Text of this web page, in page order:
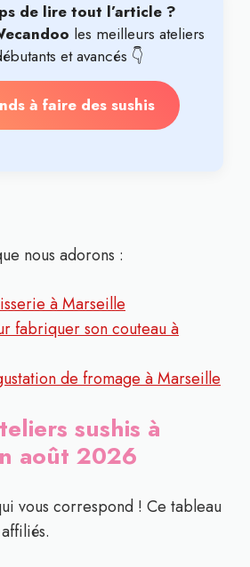
de lire tout l’article ?
les meilleurs ateliers
et avancés 👇
à faire des sushis
nous adorons :
à Marseille
fabriquer son couteau à
de fromage à Marseille
sushis à
août 2026
vous correspond ! Ce tableau